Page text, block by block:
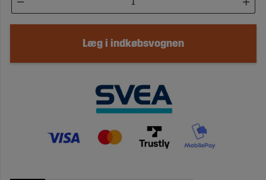
Læg i indkøbsvognen